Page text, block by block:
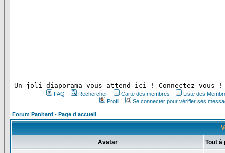
Un joli diaporama vous attend ici ! Connectez-vous !
FAQ Rechercher Carte des membres
Liste des
Profil
Se connecter pour vérifier ses
Forum Panhard - Page d accueil
Avatar Tout à